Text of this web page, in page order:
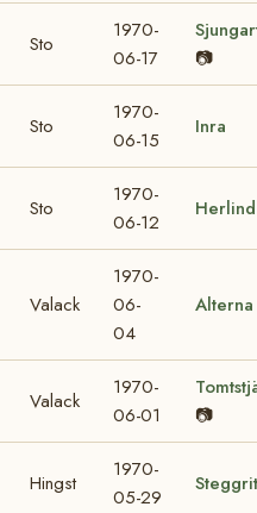
Sto
1970-
06-17
📷
Sto
1970-
06-15
Inra
Sto
1970-
06-12
Valack
1970-
06-
04
Alterna
Valack
1970-
06-01
📷
Hingst
1970-
05-29